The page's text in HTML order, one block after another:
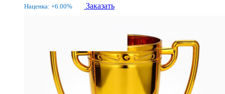
Наценка: +6.00% Заказать